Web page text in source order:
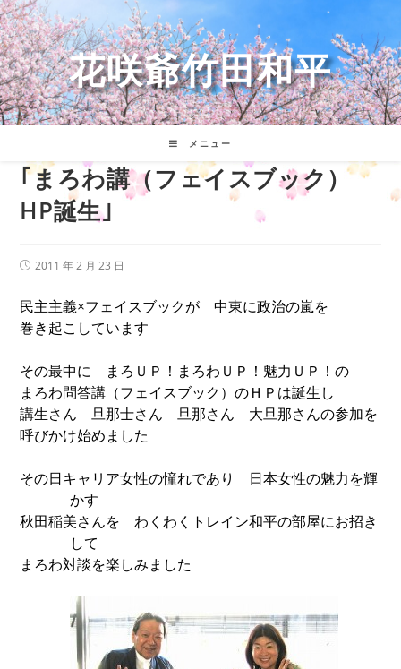
コ
ン
テ
ン
ツ
へ
ス
花咲爺竹田和平
メニュー
｢まろわ講（フェイスブック）
HP誕生｣
投
開
日:
2011 年 2 月 23 日
民主主義×フェイスブックが 中東に政治の嵐を
巻き起こしています
その最中に まろＵＰ！まろわＵＰ！魅力ＵＰ！の
まろわ問答講（フェイスブック）のＨＰは誕生し
講生さん 旦那士さん 旦那さん 大旦那さんの参加を
呼びかけ始めました
その日キャリア女性の憧れであり 日本女性の魅力を輝
かす
秋田稲美さんを わくわくトレイン和平の部屋にお招き
して
まろわ対談を楽しみました